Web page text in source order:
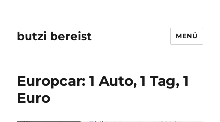
butzi bereist MENÜ
Europcar: 1 Auto, 1 Tag, 1
Euro